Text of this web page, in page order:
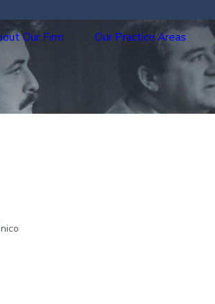
Our Firm Our Practice Areas